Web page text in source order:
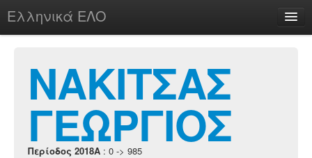
Ελληνικά ΕΛΟ
chesstu.be @ discord
Login
ΝΑΚΙΤΣΑΣ
ΓΕΩΡΓΙΟΣ
Περίοδος 2018A : 0 -> 985